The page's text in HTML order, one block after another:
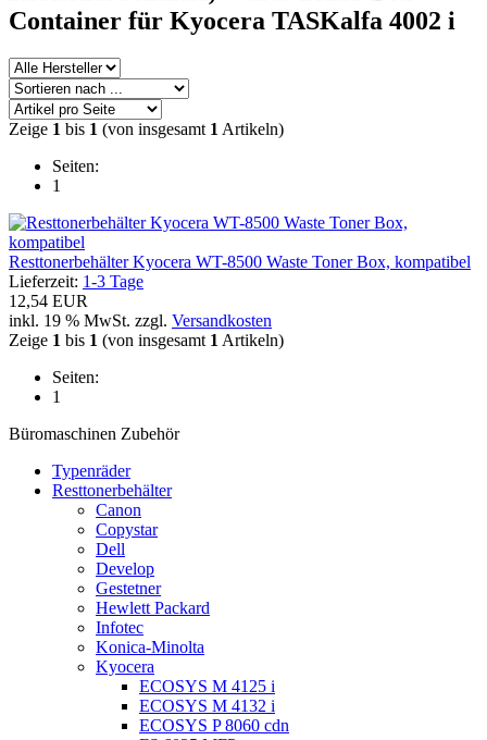
Container für Kyocera TASKalfa 4002 i
Zeige 1 bis 1 (von insgesamt 1 Artikeln)
Seiten:
1
Resttonerbehälter Kyocera WT-8500 Waste Toner Box, kompatibel
Lieferzeit: 1-3 Tage
12,54 EUR
inkl. 19 % MwSt. zzgl. Versandkosten
Zeige 1 bis 1 (von insgesamt 1 Artikeln)
Seiten:
1
Büromaschinen Zubehör
Typenräder
Resttonerbehälter
Canon
Copystar
Dell
Develop
Gestetner
Hewlett Packard
Infotec
Konica-Minolta
Kyocera
ECOSYS M 4125 i
ECOSYS M 4132 i
ECOSYS P 8060 cdn